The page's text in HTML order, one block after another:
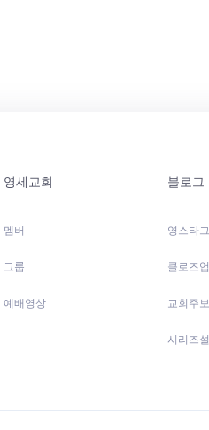
영세교회
멤버
그룹
예배영상
블로그
영스타
클로즈
교회주보
시리즈